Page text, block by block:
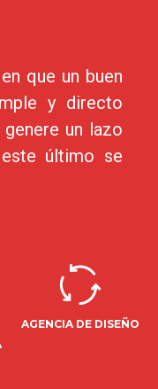
que un buen
y directo
un lazo
último se
AGENCIA DE DISEÑO